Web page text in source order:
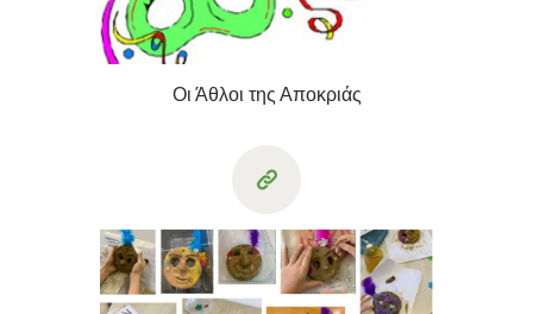
Οι Άθλοι της Αποκριάς